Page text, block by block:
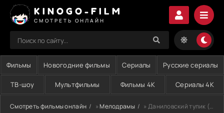
KINOGO-FILM
СМОТРЕТЬ ОНЛАЙН
Фильмы Новогодние фильмы Сериалы Русские сериалы
ТВ-шоу Мультфильмы Фильмы 4K Сериалы 4K
Смотреть фильмы онлайн »Мелодрамы » Даниловский тупик (2025)